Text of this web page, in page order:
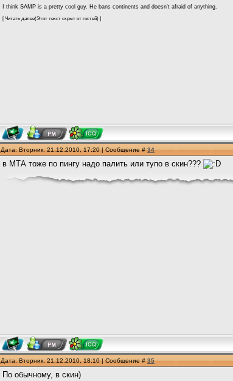
I think SAMP is a pretty cool guy. He bans continents and doesn't afraid of anything.
[ Читать далее(Этот текст скрыт от гостей) ]
Дата: Вторник, 21.12.2010, 17:20 | Сообщение #34
в МТА тоже по пингу надо палить или тупо в скин???
Дата: Вторник, 21.12.2010, 18:10 | Сообщение #35
По обычному, в скин)